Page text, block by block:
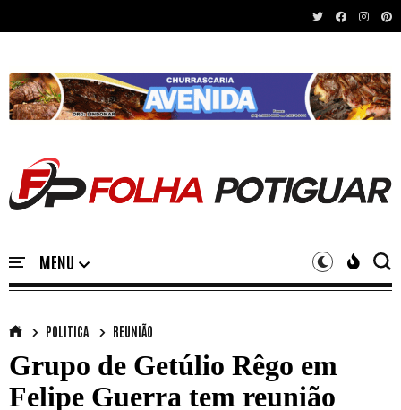
POLITICA REUNIÃO
Grupo de Getúlio Rêgo em
Felipe Guerra tem reunião